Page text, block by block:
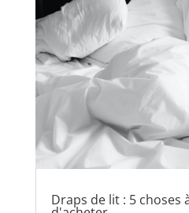
Draps de lit : 5 choses